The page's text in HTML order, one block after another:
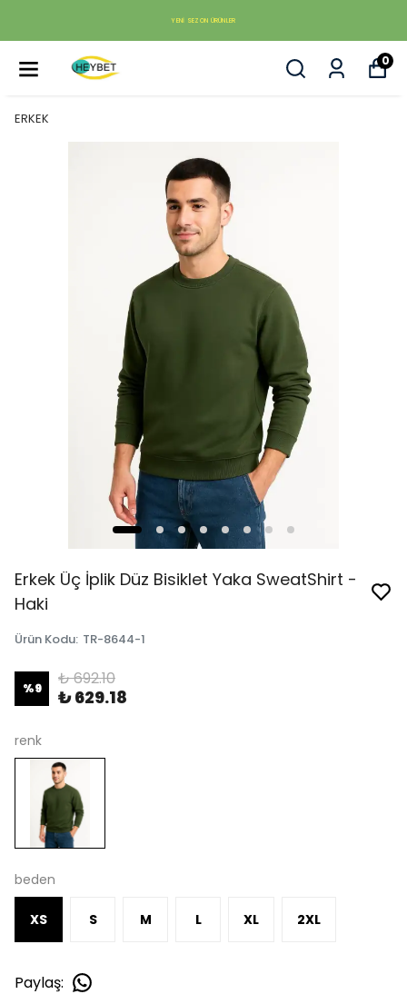
YENI SEZON ÜRÜNLER
0
ERKEK
Erkek Üç İplik Düz Bisiklet Yaka SweatShirt -
Haki
Ürün Kodu: TR-8644-1
%9 ₺ 692.10
₺ 629.18
renk
beden
XS S M L XL 2XL
Paylaş: